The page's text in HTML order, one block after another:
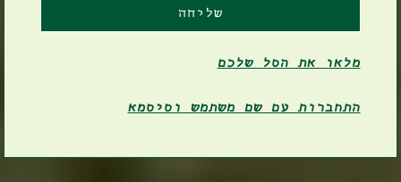
שליחה
מלאו את הסל שלכם
התחברות עם שם משתמש וסיסמא